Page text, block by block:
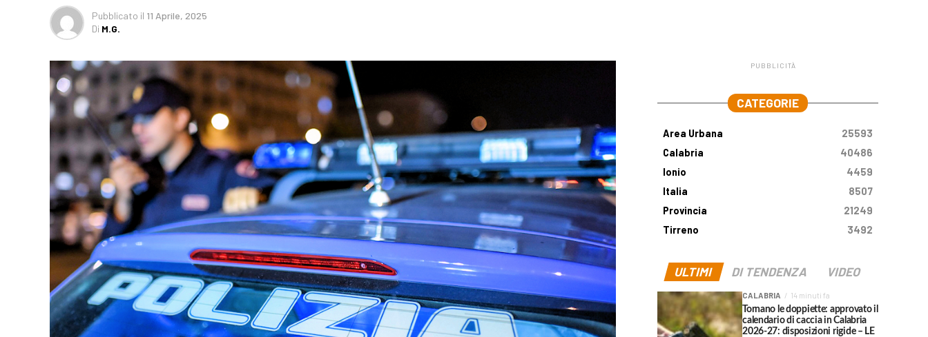
Pubblicato il 11 Aprile, 2025
Di M.G.
PUBBLICITÀ
CATEGORIE
Area Urbana
25593
Calabria
40486
Ionio
4459
Italia
8507
Provincia
21249
Tirreno
3492
ULTIMI DI TENDENZA VIDEO
CALABRIA 14 minuti fa
Tornano le doppiette: approvato il
calendario di caccia in Calabria
2026-27: disposizioni rigide – LE